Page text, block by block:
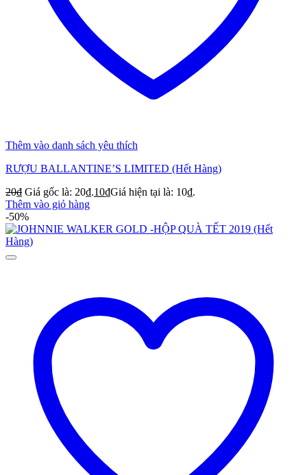
Thêm vào danh sách yêu thích
RƯỢU BALLANTINE’S LIMITED (Hết Hàng)
20₫ Giá gốc là: 20₫.10₫Giá hiện tại là: 10₫.
Thêm vào giỏ hàng
-50%